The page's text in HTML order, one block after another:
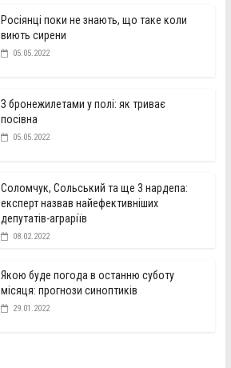
Росіянці поки не знають, що таке коли
виють сирени
05.05.2022
З бронежилетами у полі: як триває
посівна
05.05.2022
Соломчук, Сольський та ще 3 нардепа:
експерт назвав найефективніших
депутатів-аграріїв
08.02.2022
Якою буде погода в останню суботу
місяця: прогнози синоптиків
29.01.2022